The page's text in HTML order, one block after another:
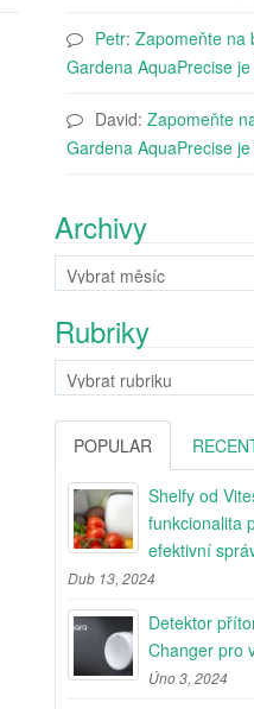
Petr: Zapomeňte na
Gardena AquaPrecise
David: Zapomeňte
Gardena AquaPrecise
Archivy
Archivy
Rubriky
Rubriky
POPULAR
Shelfy od
funkcionalita
efektivní
Dub 13, 2024
Detektor
Changer pro
Úno 3, 2024